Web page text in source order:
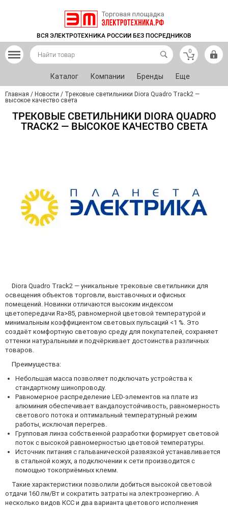
ВСЯ ЭЛЕКТРОТЕХНИКА РОССИИ БЕЗ ПОСРЕДНИКОВ
0
Каталог Компании Бренды Еще
Главная / Новости / Трековые светильники Diora Quadro Track2 —
высокое качество света
ТРЕКОВЫЕ СВЕТИЛЬНИКИ DIORA QUADRO
TRACK2 — ВЫСОКОЕ КАЧЕСТВО СВЕТА
Diora Quadro Track2 — уникальные трековые светильники для
освещения объектов торговли, выставочных и офисных
помещений. Новинки отличаются высоким индексом
цветопередачи Ra>85, равномерной цветовой температурой и
минимальным коэффициентом световых пульсаций <1 %. Это
создаёт комфортную световую среду для покупателей, сохраняет
оттенки натуральными и подчёркивает достоинства различных
товаров.
Преимущества:
Небольшая масса позволяет подключать устройства к
стандартному шинопроводу.
Равномерное распределение LED-элементов на плате из
алюминия обеспечивает вандалоустойчивость, равномерность
светового потока и оптимальный температурный режим
работы, исключая перегрев.
Групповая линза собственной разработки формирует световой
поток с высокой равномерностью цветовой температуры.
Источник питания с гальванической развязкой устанавливается
в стальной кожух, а подключении к сети производится с
помощью токоприёмных клемм.
Такие характеристики позволили добиться высокой световой
отдачи 160 лм/Вт и сократить затраты на электроэнергию. А
несколько видов КСС и два варианта цветового исполнения